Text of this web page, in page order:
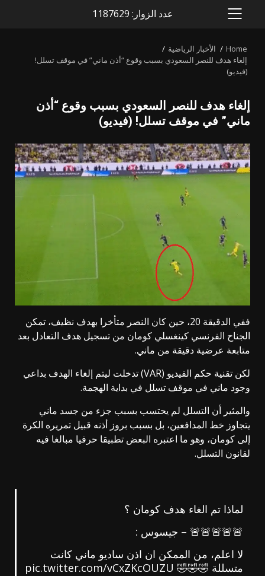
PRIMARY
عدد الزوار: 1187629
Home
الأخبار الرياضية
إلغاء هدف للنصر السعودي بسبب وقوع “أذن ماني” في موقف تسلل!
(فيديو)
إلغاء هدف للنصر السعودي بسبب وقوع “أذن
ماني” في موقف تسلل! (فيديو)
ففي الدقيقة 20، حين كان النصر متأخرا بهدف نظيف، تمكن
الجناح الفرنسي كينغسلي كومان من تسجيل هدف التعادل بعد
متابعة عرضية دقيقة من ماني.
لكن تقنية حكم الفيديو (VAR) تدخلت ليتم إلغاء الهدف بداعي
وجود ماني في موقف تسلل في بداية الهجمة.
والمثير أن التسلل لم يحتسب بسبب جزء من جسد ماني
يتجاوز خط المدافعين، بل بسبب بروز أذنه قبيل تمريره الكرة
إلى كومان، وهو ما اعتبره البعض تطبيقا حرفيا مبالغا فيه
لقانون التسلل.
لماذا تم الغاء هدف كومان ؟
🚨🚨🚨🚨🚨 – جيسوس :
لا اعلم، من الممكن ان اذن ساديو ماني كانت
متسللة 🤣🤣🤣 pic.twitter.com/vCxZKcOUZU